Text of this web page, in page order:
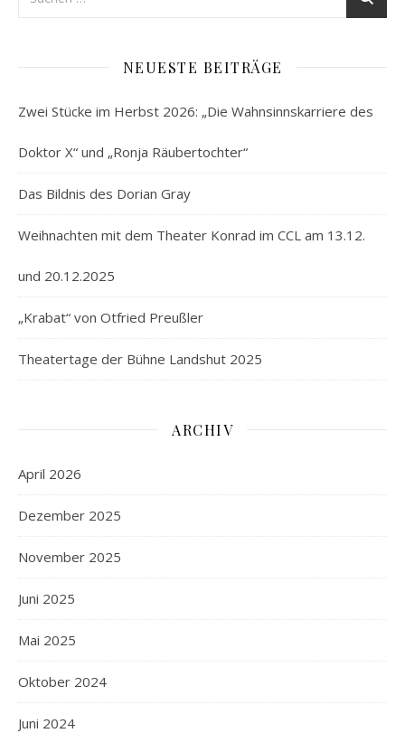
NEUESTE BEITRÄGE
Zwei Stücke im Herbst 2026: „Die Wahnsinnskarriere des
Doktor X“ und „Ronja Räubertochter“
Das Bildnis des Dorian Gray
Weihnachten mit dem Theater Konrad im CCL am 13.12.
und 20.12.2025
„Krabat“ von Otfried Preußler
Theatertage der Bühne Landshut 2025
ARCHIV
April 2026
Dezember 2025
November 2025
Juni 2025
Mai 2025
Oktober 2024
Juni 2024